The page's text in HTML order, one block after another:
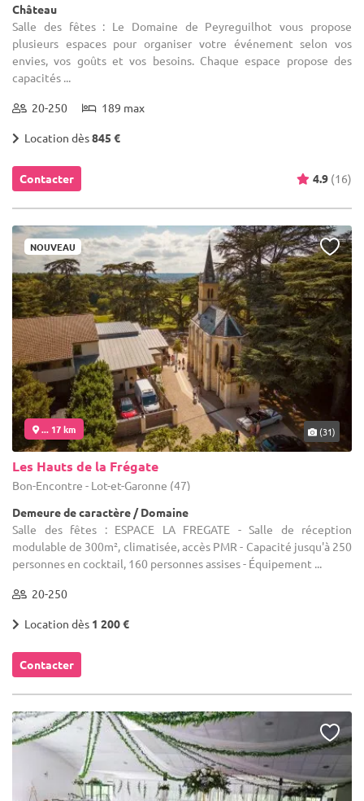
Château
Salle des fêtes : Le Domaine de Peyreguilhot vous propose
plusieurs espaces pour organiser votre événement selon vos
envies, vos goûts et vos besoins. Chaque espace propose des
capacités ...
20-250 189 max
Location dès845 €
Contacter 4.9 (16)
NOUVEAU
... 17 km (31)
Les Hauts de la Frégate
Bon-Encontre - Lot-et-Garonne (47)
Demeure de caractère / Domaine
Salle des fêtes : ESPACE LA FREGATE - Salle de réception
modulable de 300m², climatisée, accès PMR - Capacité jusqu'à 250
personnes en cocktail, 160 personnes assises - Équipement ...
20-250
Location dès 1 200 €
Contacter